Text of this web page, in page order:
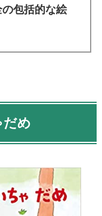
包括的な絵
だめ